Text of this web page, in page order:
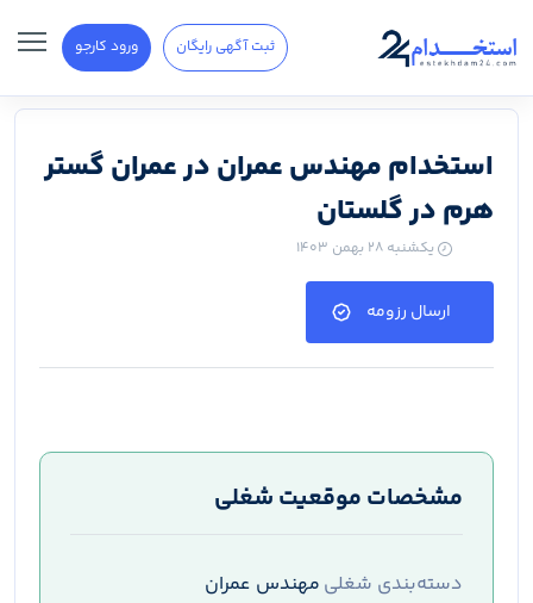
ثبت آگهی رایگان ورود کارجو
استخدام مهندس عمران در عمران گستر
هرم در گلستان
یکشنبه ۲۸ بهمن ۱۴۰۳
ارسال رزومه
مشخصات موقعیت شغلی
دسته‌بندی شغلی مهندس عمران